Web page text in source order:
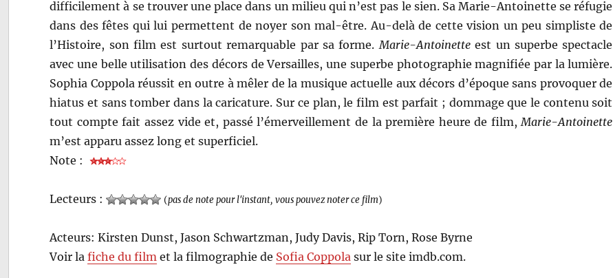
difficilement à se trouver une place dans un milieu qui n’est pas le sien. Sa Marie-Antoinette se réfugie
dans des fêtes qui lui permettent de noyer son mal-être. Au-delà de cette vision un peu simpliste de
l’Histoire, son film est surtout remarquable par sa forme. Marie-Antoinetteest un superbe spectacle
avec une belle utilisation des décors de Versailles, une superbe photographie magnifiée par la lumière.
Sophia Coppola réussit en outre à mêler de la musique actuelle aux décors d’époque sans provoquer de
hiatus et sans tomber dans la caricature. Sur ce plan, le film est parfait ; dommage que le contenu soit
tout compte fait assez vide et, passé l’émerveillement de la première heure de film, Marie-Antoinette
m’est apparu assez long et superficiel.
Note :
Lecteurs : (pas de note pour l'instant, vous pouvez noter ce film)
Acteurs: Kirsten Dunst, Jason Schwartzman, Judy Davis, Rip Torn, Rose Byrne
Voir lafiche du film et la filmographie de Sofia Coppola sur le site imdb.com.